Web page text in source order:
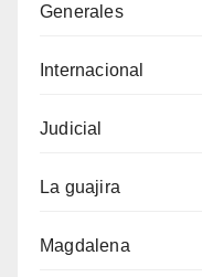
Generales
Internacional
Judicial
La guajira
Magdalena